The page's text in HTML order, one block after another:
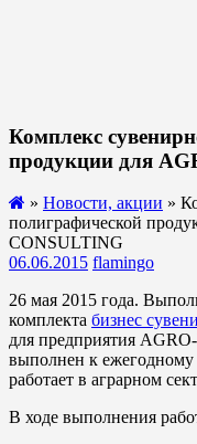
Комплекс
продукции для
» Новости, акции »
полиграфической
CONSULTING
06.06.2015 flamingo
26 мая 2015 года.
комплекта бизнес
для предприятия
выполнен к
работает в аграрном
В ходе выполнения